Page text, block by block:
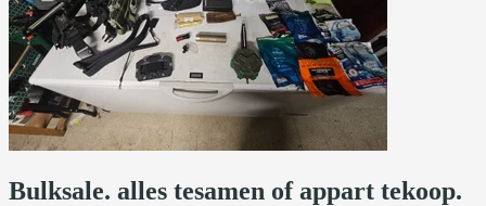
Bulksale. alles tesamen of appart tekoop.